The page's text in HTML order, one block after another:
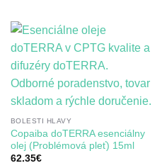
BOLESTI HLAVY
Copaiba doTERRA esenciálny
olej (Problémová pleť) 15ml
62.35€